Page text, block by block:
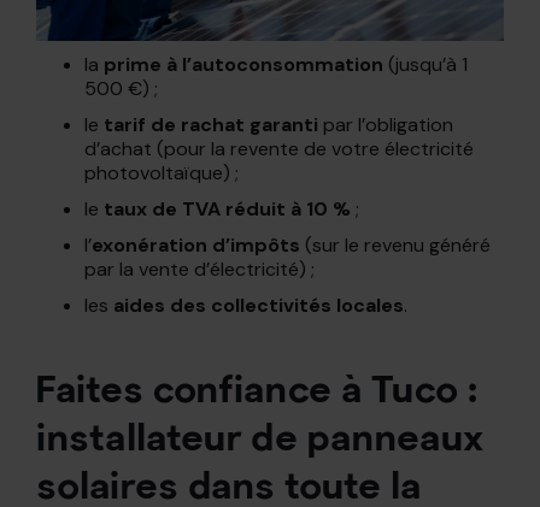
la prime à l’autoconsommation (jusqu’à 1
500 €) ;
le tarif de rachat garanti par l’obligation
d’achat (pour la revente de votre électricité
photovoltaïque) ;
le taux de TVA réduit à 10 % ;
l’exonération d’impôts (sur le revenu généré
par la vente d’électricité) ;
les aides des collectivités locales.
Faites confiance à Tuco :
installateur de panneaux
solaires dans toute la